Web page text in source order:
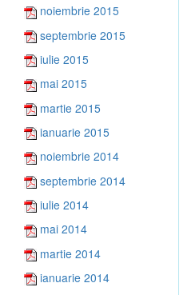
noiembrie 2015
septembrie 2015
iulie 2015
mai 2015
martie 2015
ianuarie 2015
noiembrie 2014
septembrie 2014
iulie 2014
mai 2014
martie 2014
ianuarie 2014